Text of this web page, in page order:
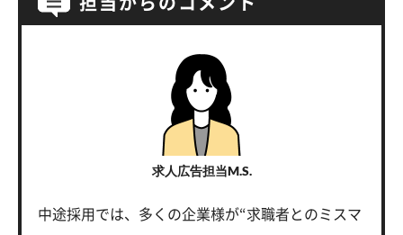
中途採用では、多くの企業様が“求職者とのミスマ
求人広告担当M.S.